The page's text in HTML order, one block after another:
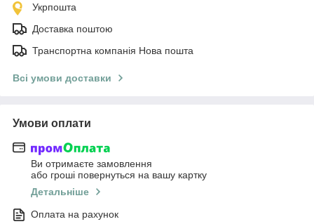
Укрпошта
Доставка поштою
Транспортна компанія Нова пошта
Всі умови доставки
Умови оплати
Ви отримаєте замовлення
або гроші повернуться на вашу картку
Детальніше
Оплата на рахунок